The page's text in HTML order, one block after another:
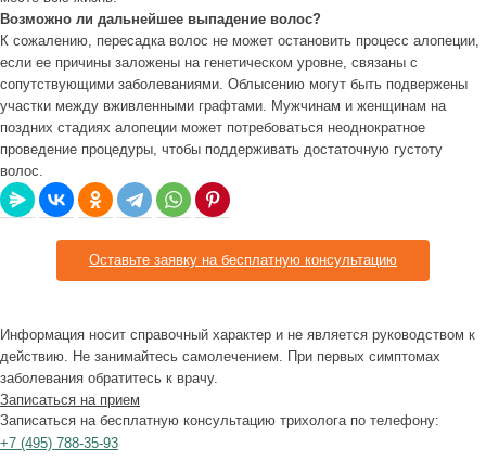
Возможно ли дальнейшее выпадение волос?
К сожалению, пересадка волос не может остановить процесс алопеции,
если ее причины заложены на генетическом уровне, связаны с
сопутствующими заболеваниями. Облысению могут быть подвержены
участки между вживленными графтами. Мужчинам и женщинам на
поздних стадиях алопеции может потребоваться неоднократное
проведение процедуры, чтобы поддерживать достаточную густоту
волос.
Оставьте заявку на бесплатную консультацию
Информация носит справочный характер и не является руководством к
действию. Не занимайтесь самолечением. При первых симптомах
заболевания обратитесь к врачу.
Записаться на прием
Записаться на бесплатную консультацию трихолога по телефону:
+7 (495) 788-35-93